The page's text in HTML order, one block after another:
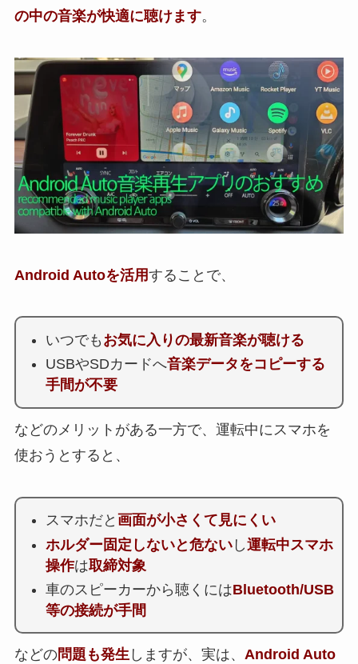
の中の音楽が快適に聴けます。
Android Autoを活用することで、
いつでも お気に入りの最新音楽が聴ける
USBやSDカードへ音楽データをコピーする
手間が不要
などのメリットがある一方で、運転中にスマホを
使おうとすると、
スマホだと 画面が小さくて見にくい
ホルダー固定しないと危ないし運転中スマホ
操作は取締対象
車のスピーカーから聴くにはBluetooth/USB
等の接続が手間
などの問題も発生しますが、実は、 Android Auto